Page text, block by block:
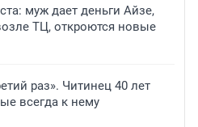
муж дает деньги Айзе,
ТЦ, откроются новые
раз». Читинец 40 лет
всегда к нему